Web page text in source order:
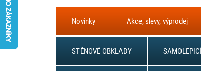
Novinky Akce, slevy, výprodej
STĚNOVÉ OBKLADY